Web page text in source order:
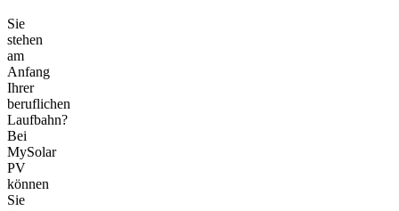
Sie
stehen
am
Anfang
Ihrer
beruflichen
Laufbahn?
Bei
MySolar
PV
können
Sie